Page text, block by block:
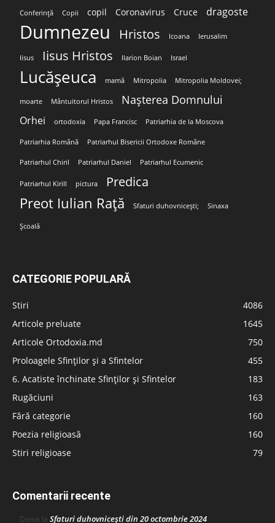
Conferință Copii copil Coronavirus Cruce dragoste
Dumnezeu Hristos Icoana Ierusalim
Iisus Iisus Hristos Ilarion Boian Israel
Lucășeuca mamă Mitropolia Mitropolia Moldovei;
moarte Mântuitorul Hristos Nașterea Domnului
Orhei ortodoxia Papa Francisc Patriarhia de la Moscova
Patriarhia Română Patriarhul Bisericii Ortodoxe Române
Patriarhul Chiril Patriarhul Daniel Patriarhul Ecumenic
Patriarhul Kirill pictura Predica
Preot Iulian Rață Sfaturi duhovnicești; Sinaxa
Școală
CATEGORIE POPULARĂ
Stiri
4086
Articole preluate
1645
Articole Ortodoxia.md
750
Proloagele Sfinților și a Sfintelor
455
6. Acatiste închinate Sfinților și Sfintelor
183
Rugăciuni
163
Fără categorie
160
Poezia religioasă
160
Stiri religioase
79
Comentarii recente
Doina la Sfaturi duhovnicești din 20 octombrie 2024